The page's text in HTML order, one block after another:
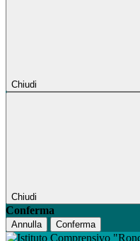
Chiudi
Chiudi
Conferma
Annulla Conferma